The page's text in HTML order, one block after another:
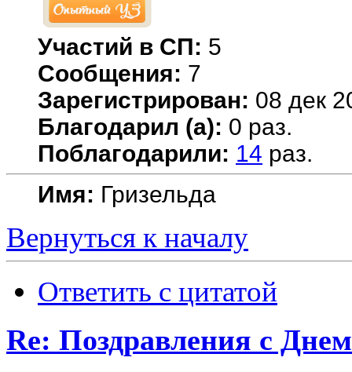
Участий в СП: 5
Сообщения: 7
Зарегистрирован: 08 дек
Благодарил (а): 0 раз.
Поблагодарили: 14 раз.
Имя: Гризельда
Вернуться к началу
Ответить с цитатой
Re: Поздравления с